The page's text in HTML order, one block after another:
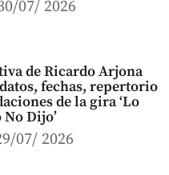
07/ 2026
de Ricardo Arjona
fechas, repertorio
de la gira ‘Lo
No Dijo’
07/ 2026